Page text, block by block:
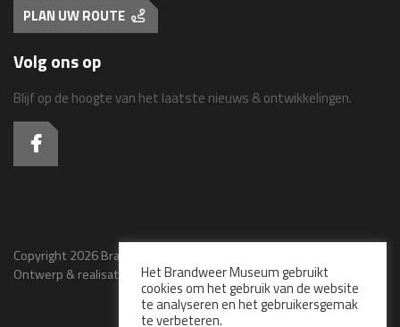
PLAN UW ROUTE
Volg ons op
Blijf op de hoogte van het laatste nieuws & ontwikkelingen.
Copyright 2026 Brandweer Museum - Alle rechten voorbehouden
Ontwerp & realisatie:
Bloemendaal in Vorm
Het Brandweer Museum gebruikt
cookies om het gebruik van de website
te analyseren en het gebruikersgemak
te verbeteren.